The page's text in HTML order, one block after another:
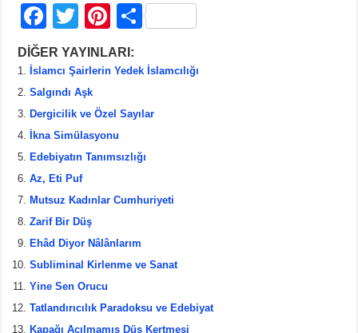
F
a
c
e
b
o
o
k
T
wi
tt
er
Pi
nt
er
st
S
ar
DİĞER YAYINLARI:
İslamcı Şairlerin Yedek İslamcılığı
Salgındı Aşk
Dergicilik ve Özel Sayılar
İkna Simülasyonu
Edebiyatın Tanımsızlığı
Az, Eti Puf
Mutsuz Kadınlar Cumhuriyeti
Zarif Bir Düş
Ehâd Diyor Nâlânlarım
Subliminal Kirlenme ve Sanat
Yine Sen Orucu
Tatlandırıcılık Paradoksu ve Edebiyat
Kapağı Açılmamış Düş Kertmesi